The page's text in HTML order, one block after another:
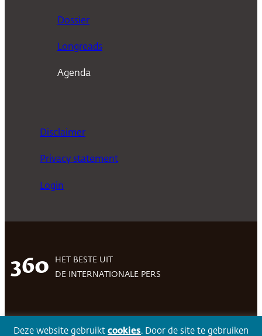
Dossier
Longreads
Agenda
Disclaimer
Privacy statement
Login
360
HET BESTE UIT
DE INTERNATIONALE PERS
Volg 360Facebook LinkedIn Twitter
Deze website gebruikt cookies. Door de site te gebruiken